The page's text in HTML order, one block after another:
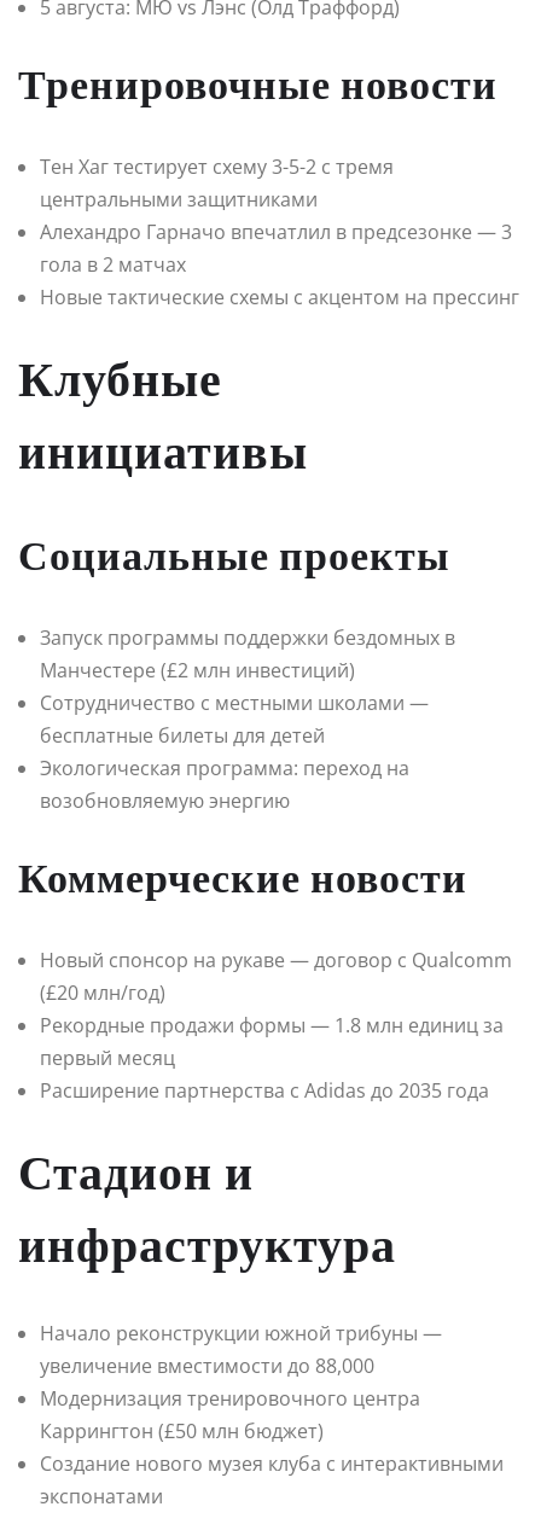
5 августа: МЮ vs Лэнс (Олд Траффорд)
Тренировочные новости
Тен Хаг тестирует схему 3-5-2 с тремя
центральными защитниками
Алехандро Гарначо впечатлил в предсезонке — 3
гола в 2 матчах
Новые тактические схемы с акцентом на прессинг
Клубные
инициативы
Социальные проекты
Запуск программы поддержки бездомных в
Манчестере (£2 млн инвестиций)
Сотрудничество с местными школами —
бесплатные билеты для детей
Экологическая программа: переход на
возобновляемую энергию
Коммерческие новости
Новый спонсор на рукаве — договор с Qualcomm
(£20 млн/год)
Рекордные продажи формы — 1.8 млн единиц за
первый месяц
Расширение партнерства с Adidas до 2035 года
Стадион и
инфраструктура
Начало реконструкции южной трибуны —
увеличение вместимости до 88,000
Модернизация тренировочного центра
Каррингтон (£50 млн бюджет)
Создание нового музея клуба с интерактивными
экспонатами